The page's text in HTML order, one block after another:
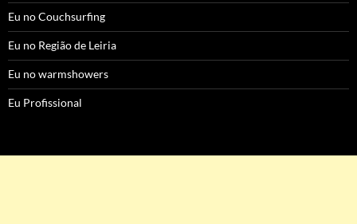
Eu no Couchsurfing
Eu no Região de Leiria
Eu no warmshowers
Eu Profissional